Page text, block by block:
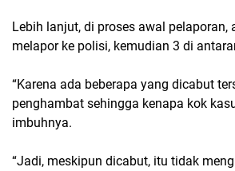
Lebih lanjut, di proses awal pelaporan,
melapor ke polisi, kemudian 3 di
“Karena ada beberapa yang dicabut
penghambat sehingga kenapa kok
imbuhnya.
“Jadi, meskipun dicabut, itu tidak